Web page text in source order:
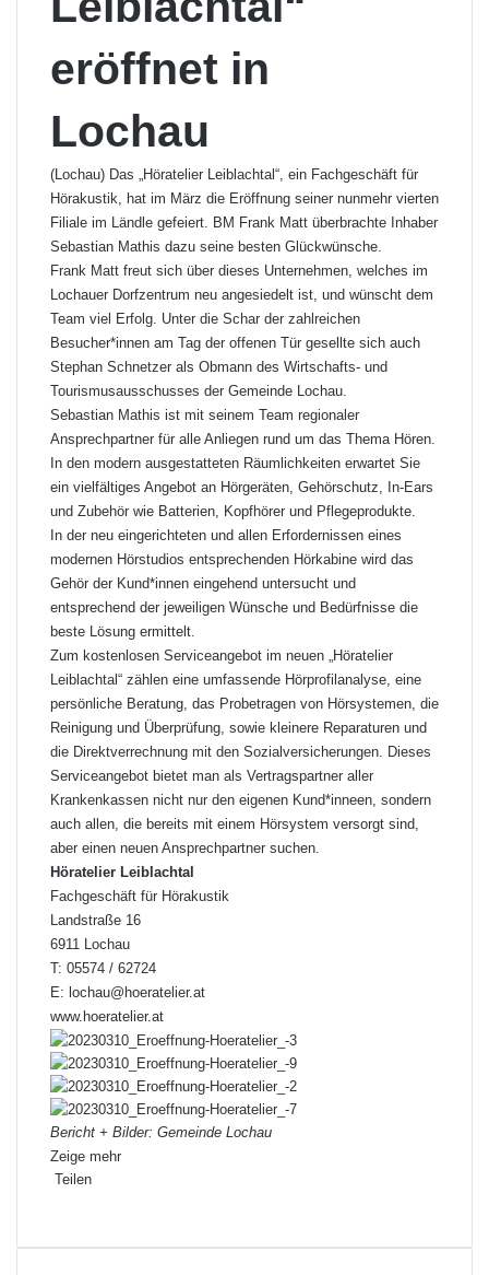
eröffnet in
Lochau
(Lochau) Das „Höratelier Leiblachtal“, ein Fachgeschäft für
Hörakustik, hat im März die Eröffnung seiner nunmehr vierten
Filiale im Ländle gefeiert. BM Frank Matt überbrachte Inhaber
Sebastian Mathis dazu seine besten Glückwünsche.
Frank Matt freut sich über dieses Unternehmen, welches im
Lochauer Dorfzentrum neu angesiedelt ist, und wünscht dem
Team viel Erfolg. Unter die Schar der zahlreichen
Besucher*innen am Tag der offenen Tür gesellte sich auch
Stephan Schnetzer als Obmann des Wirtschafts- und
Tourismusausschusses der Gemeinde Lochau.
Sebastian Mathis ist mit seinem Team regionaler
Ansprechpartner für alle Anliegen rund um das Thema Hören.
In den modern ausgestatteten Räumlichkeiten erwartet Sie
ein vielfältiges Angebot an Hörgeräten, Gehörschutz, In-Ears
und Zubehör wie Batterien, Kopfhörer und Pflegeprodukte.
In der neu eingerichteten und allen Erfordernissen eines
modernen Hörstudios entsprechenden Hörkabine wird das
Gehör der Kund*innen eingehend untersucht und
entsprechend der jeweiligen Wünsche und Bedürfnisse die
beste Lösung ermittelt.
Zum kostenlosen Serviceangebot im neuen „Höratelier
Leiblachtal“ zählen eine umfassende Hörprofilanalyse, eine
persönliche Beratung, das Probetragen von Hörsystemen, die
Reinigung und Überprüfung, sowie kleinere Reparaturen und
die Direktverrechnung mit den Sozialversicherungen. Dieses
Serviceangebot bietet man als Vertragspartner aller
Krankenkassen nicht nur den eigenen Kund*inneen, sondern
auch allen, die bereits mit einem Hörsystem versorgt sind,
aber einen neuen Ansprechpartner suchen.
Höratelier Leiblachtal
Fachgeschäft für Hörakustik
Landstraße 16
6911 Lochau
T: 05574 / 62724
E: lochau@hoeratelier.at
www.hoeratelier.at
Bericht + Bilder: Gemeinde Lochau
Zeige mehr
Teilen
E-